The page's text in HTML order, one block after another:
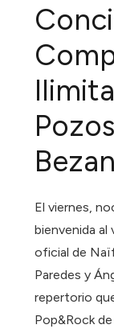
El viernes,
bienvenida al
oficial de
Paredes y
repertorio
Pop&Rock